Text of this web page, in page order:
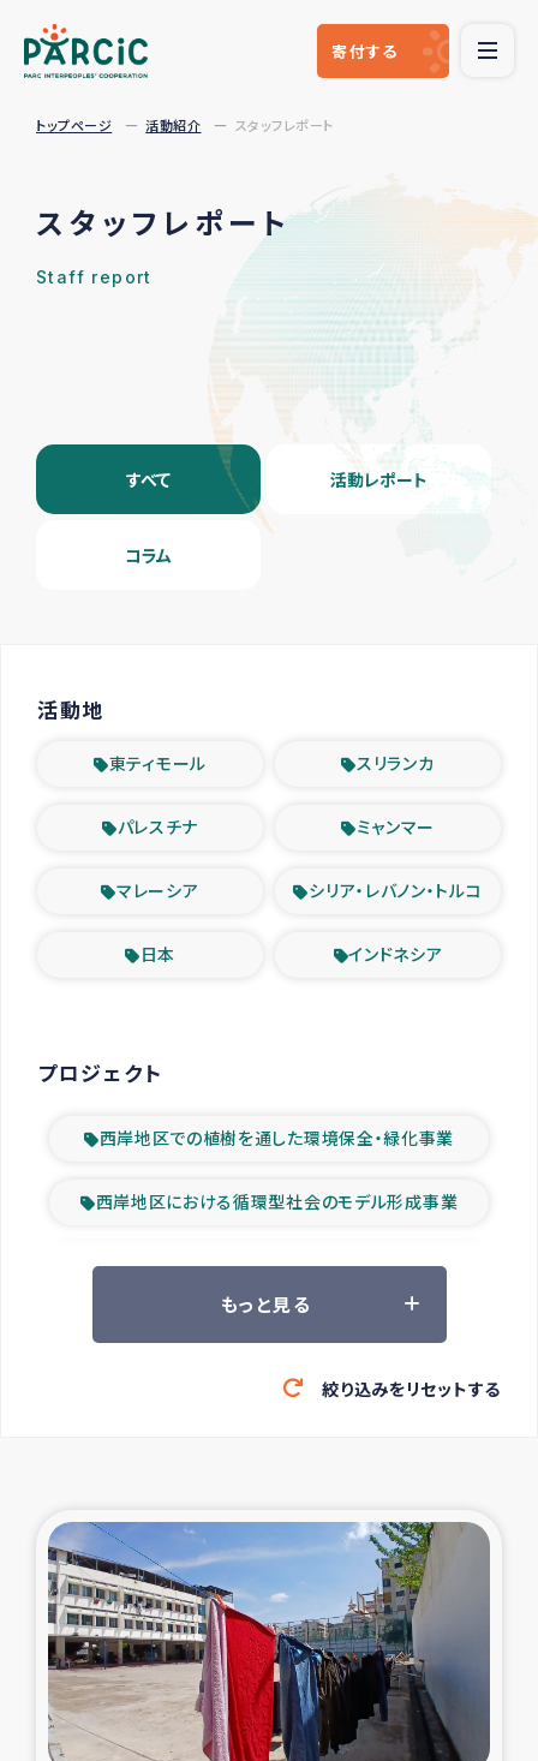
寄付する
トップページ 活動紹介 スタッフレポート
スタッフレポート
Staff report
すべて 活動レポート
コラム
活動地
東ティモール スリランカ
パレスチナ ミャンマー
マレーシア シリア・レバノン・トルコ
日本 インドネシア
プロジェクト
西岸地区での植樹を通した環境保全・緑化事業
西岸地区における循環型社会のモデル形成事業
ツアー参加者の声
緊急救援の時代
東ティモール豪雨緊急支援
大雨による洪水被災者支援
カカオ生産者支援事業
シリア国内避難民・帰還民の生活再建支援
もっと見る
絞り込みをリセットする